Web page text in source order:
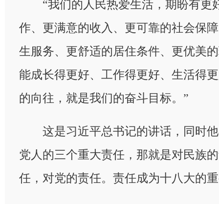
“我们的人民热爱生活，期盼有更
作、更满意的收入、更可靠的社会保
生服务、更舒适的居住条件、更优美
能成长得更好、工作得更好、生活得
的向往，就是我们的奋斗目标。”
这是习近平总书记的讲话，同时他
党人的三个重大责任，那就是对民族
任，对党的责任。责任成为十八大的